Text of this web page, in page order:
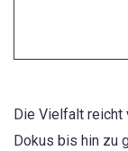
Die Vielfalt reicht
Dokus bis hin zu